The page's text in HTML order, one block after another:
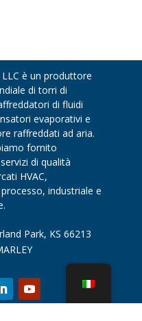
è un produttore
di torri di
di fluidi
evaporativi e
raffreddati ad aria.
fornito
di qualità
HVAC,
industriale e
Park, KS 66213